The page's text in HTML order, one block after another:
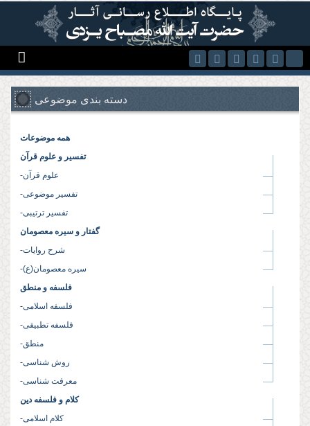
Skip to main content
دسته بندی موضوعی
همه موضوعات
تفسیر و علوم قرآن
-علوم قرآن
-تفسیر موضوعی
-تفسیر ترتیبی
گفتار و سیره معصومان
-شرح روایات
-سیره معصومان(ع)
فلسفه و منطق
-فلسفه اسلامی
-فلسفه تطبیقی
-منطق
-روش شناسی
-معرفت شناسی
کلام و فلسفه دین
-کلام اسلامی